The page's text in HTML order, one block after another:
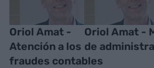
Oriol Amat -
Atención a los
fraudes contables
Oriol Amat -
de